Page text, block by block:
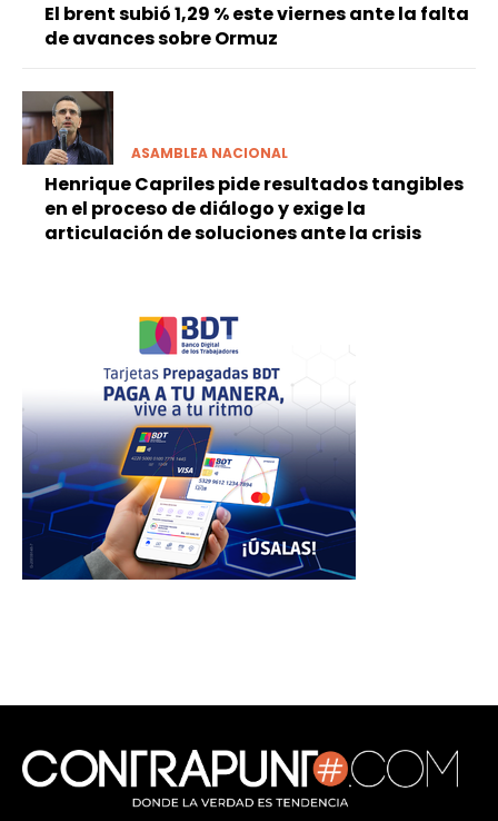
El brent subió 1,29 % este viernes ante la falta
de avances sobre Ormuz
ASAMBLEA NACIONAL
Henrique Capriles pide resultados tangibles
en el proceso de diálogo y exige la
articulación de soluciones ante la crisis